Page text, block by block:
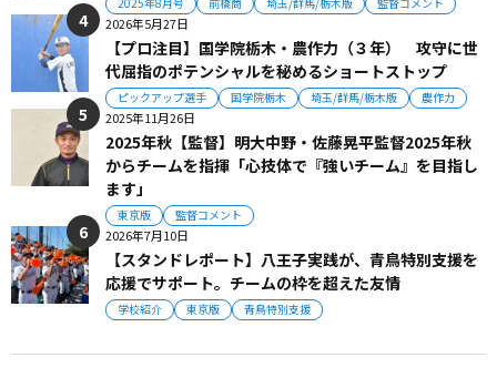
2026年5月27日
【プロ注目】国学院栃木・農作力（３年） 攻守に世
代屈指のポテンシャルを秘めるショートストップ
ピックアップ選手 国学院栃木 埼玉/群馬/栃木版 農作力
2025年11月26日
2025年秋【監督】明大中野・佐藤晃平監督2025年秋
からチームを指揮「心技体で『強いチーム』を目指し
ます」
東京版 監督コメント
2026年7月10日
【スタンドレポート】八王子実践が、青鳥特別支援を
応援でサポート。チームの枠を超えた友情
学校紹介 東京版 青鳥特別支援